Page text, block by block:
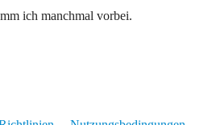
ich manchmal vorbei.